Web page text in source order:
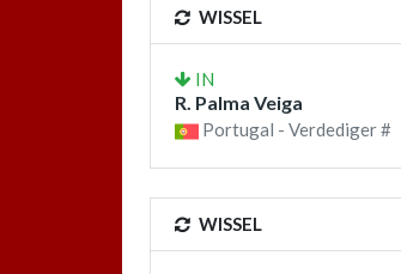
WISSEL
IN
R. Palma Veiga
Portugal - Verdediger #
WISSEL